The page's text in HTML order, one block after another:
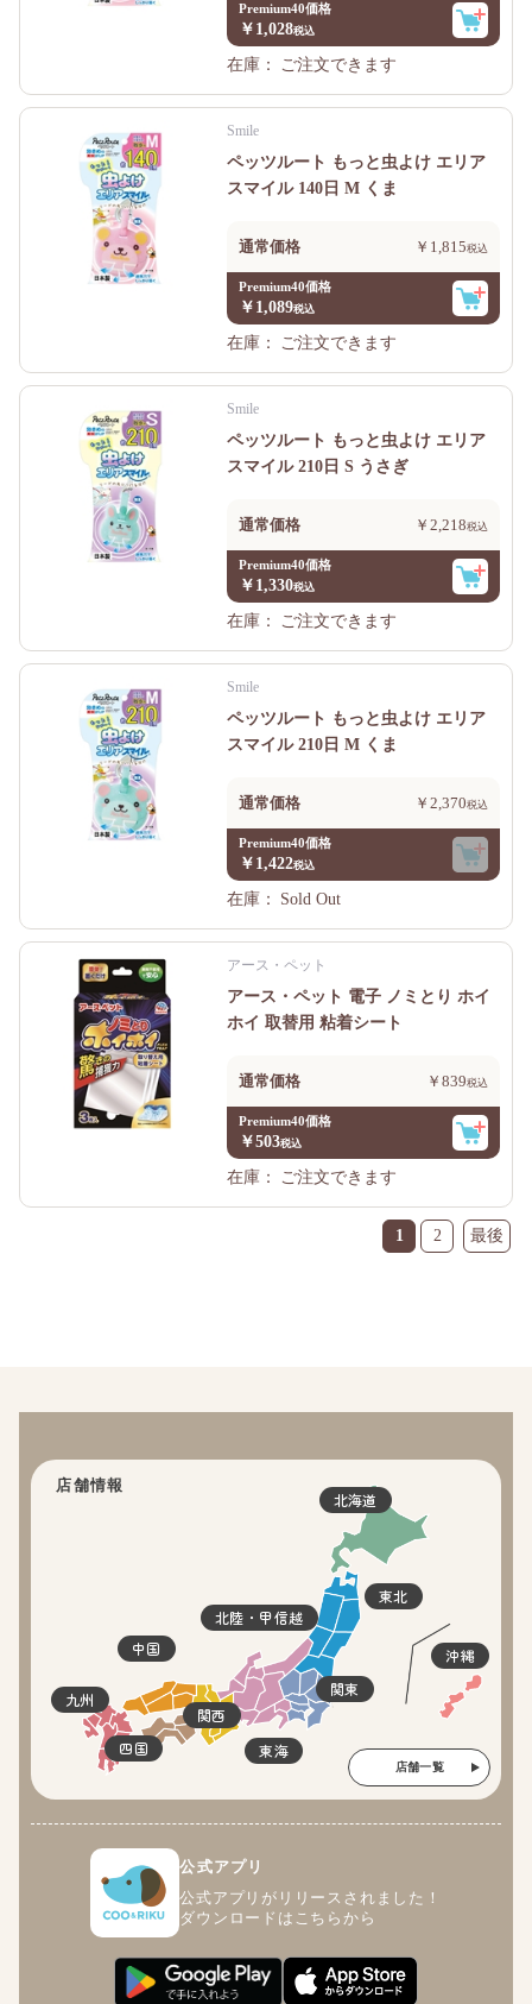
Premium40価格
￥1,028
在庫：
ご注文できます
Smile
ペッツルート もっと虫よけ エリア
スマイル 140日 M くま
通常価格 ￥1,815
Premium40価格
￥1,089
在庫：
ご注文できます
Smile
ペッツルート もっと虫よけ エリア
スマイル 210日 S うさぎ
通常価格 ￥2,218
Premium40価格
￥1,330
在庫：
ご注文できます
Smile
ペッツルート もっと虫よけ エリア
スマイル 210日 M くま
通常価格 ￥2,370
Premium40価格
￥1,422
在庫：
Sold Out
アース・ペット
アース・ペット 電子 ノミとり ホイ
ホイ 取替用 粘着シート
通常価格 ￥839
Premium40価格
￥503
在庫：
ご注文できます
1 2
店舗情報
北海道
東北
関東
北陸・甲信越
東海
関西
四国
中国
九州
沖縄
店舗一覧
公式アプリ
公式アプリがリリースされました！
ダウンロードはこちらから